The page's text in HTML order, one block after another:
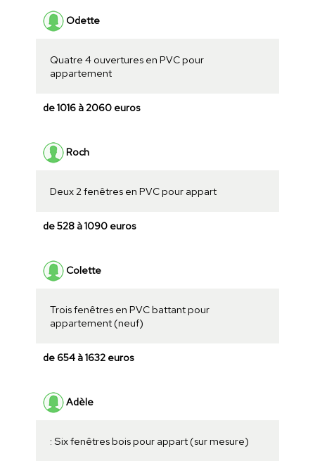
Odette
Quatre 4 ouvertures en PVC pour
appartement
de 1016 à 2060 euros
Roch
Deux 2 fenêtres en PVC pour appart
de 528 à 1090 euros
Colette
Trois fenêtres en PVC battant pour
appartement (neuf)
de 654 à 1632 euros
Adèle
: Six fenêtres bois pour appart (sur mesure)